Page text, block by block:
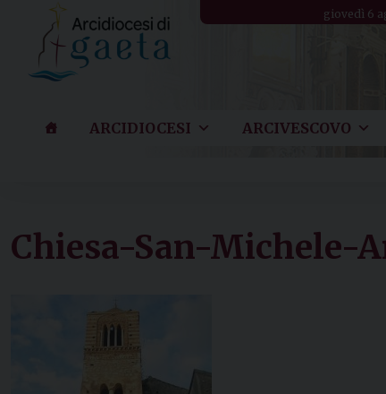
content
giovedì 6
ARCIDIOCESI ARCIVESCOVO
Chiesa-San-Michele-